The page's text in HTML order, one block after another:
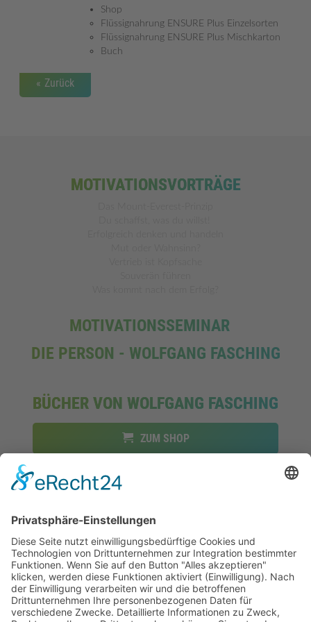
Shop
Flüssignahrung ENSURE Plus Einzelsorten
Flüssignahrung ENSURE Plus Mischkarton
Buch
Zurück
MOTIVATIONSVORTRÄGE
MOTIVATIONSSEMINAR
DIE PERSON - WOLFGANG FASCHING
BÜCHER VON WOLFGANG FASCHING
ZUM SHOP